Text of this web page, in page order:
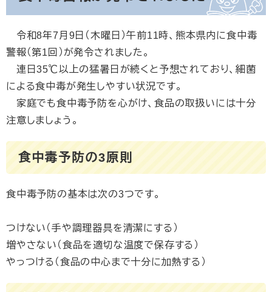
令和8年7月9日（木曜日）午前11時、熊本県内に食中毒
警報（第1回）が発令されました。
連日35℃以上の猛暑日が続くと予想されており、細菌
による食中毒が発生しやすい状況です。
家庭でも食中毒予防を心がけ、食品の取扱いには十分
注意しましょう。
食中毒予防の3原則
食中毒予防の基本は次の3つです。
つけない（手や調理器具を清潔にする）
増やさない（食品を適切な温度で保存する）
やっつける（食品の中心まで十分に加熱する）